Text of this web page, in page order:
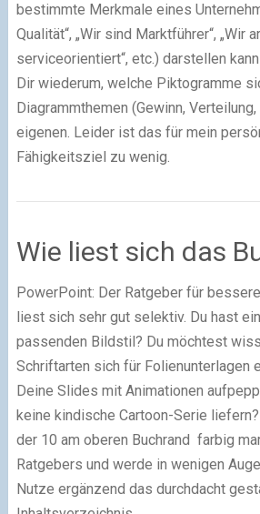
bestimmte Merkmale eines
Qualität“, „Wir sind Marktführer“, „Wir
serviceorientiert“, etc.) darstellen
Dir wiederum, welche Piktogramme
Diagrammthemen (Gewinn,
eigenen. Leider ist das für mein
Fähigkeitsziel zu wenig.
Wie liest sich das
PowerPoint: Der Ratgeber für
liest sich sehr gut selektiv. Du hast
passenden Bildstil? Du möchtest
Schriftarten sich für Folienunterlagen
Deine Slides mit Animationen
keine kindische Cartoon-Serie
der 10 am oberen Buchrand farbig
Ratgebers und werde in wenigen
Nutze ergänzend das durchdacht